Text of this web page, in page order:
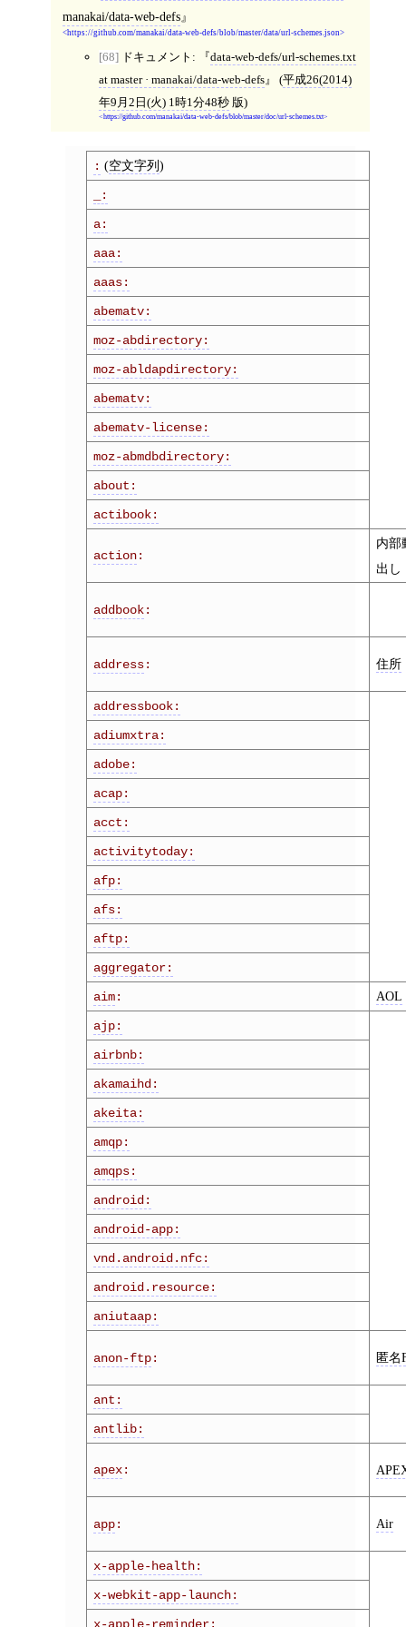
manakai/data-web-defs
https://github.com/manakai/data-web-defs/blob/master/data/url-schemes.json
[68]ドキュメント:
data-web-defs/url-schemes.txt
at master · manakai/data-web-defs
(平成26(2014)
年9月2日(火) 1時1分48秒版)
https://github.com/manakai/data-web-defs/blob/master/doc/url-schemes.txt
: (空文字列)
_:
a:
aaa:
aaas:
abematv:
moz-abdirectory:
moz-abldapdirectory:
abematv:
abematv-license:
moz-abmdbdirectory:
about:
actibook:
action:
内部
出し
addbook:
address: 住所
addressbook:
adiumxtra:
adobe:
acap:
acct:
activitytoday:
afp:
afs:
aftp:
aggregator:
aim: AOL
ajp:
airbnb:
akamaihd:
akeita:
amqp:
amqps:
android:
android-app:
vnd.android.nfc:
android.resource:
aniutaap:
anon-ftp: 匿名
ant:
antlib:
apex:
app: Air
x-apple-health:
x-webkit-app-launch: